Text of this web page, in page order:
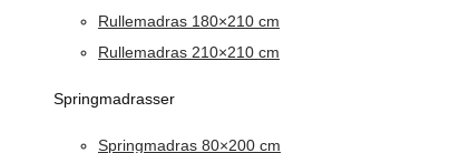
Rullemadras 180×210 cm
Rullemadras 210×210 cm
Springmadrasser
Springmadras 80×200 cm